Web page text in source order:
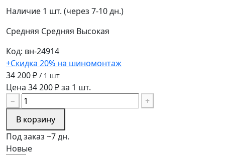
Наличие 1 шт. (через 7-10 дн.)
Средняя Средняя Высокая
Код: вн-24914
+Скидка 20% на шиномонтаж
34 200 ₽ / 1 шт
Цена 34 200 ₽ за 1 шт.
−
+
В корзину
Под заказ ~7 дн.
Новые